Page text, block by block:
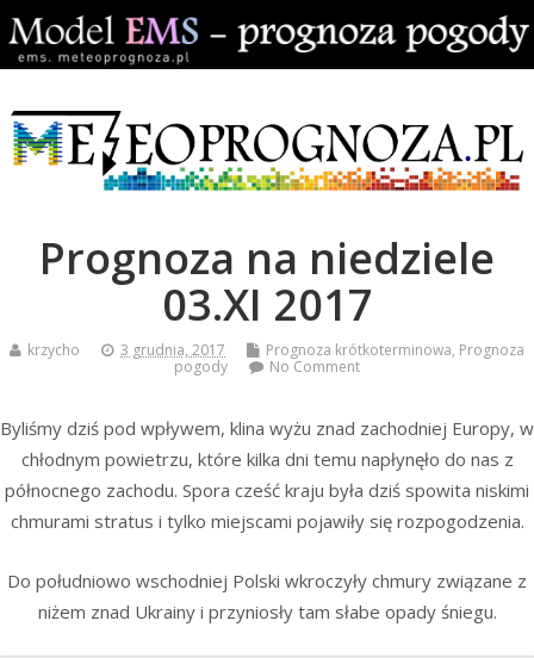
Prognoza na niedziele
03.XI 2017
krzycho 3 grudnia, 2017 Prognoza krótkoterminowa, Prognoza
pogody
No Comment
Byliśmy dziś pod wpływem, klina wyżu znad zachodniej Europy, w
chłodnym powietrzu, które kilka dni temu napłynęło do nas z
północnego zachodu. Spora cześć kraju była dziś spowita niskimi
chmurami stratus i tylko miejscami pojawiły się rozpogodzenia.
Do południowo wschodniej Polski wkroczyły chmury związane z
niżem znad Ukrainy i przyniosły tam słabe opady śniegu.